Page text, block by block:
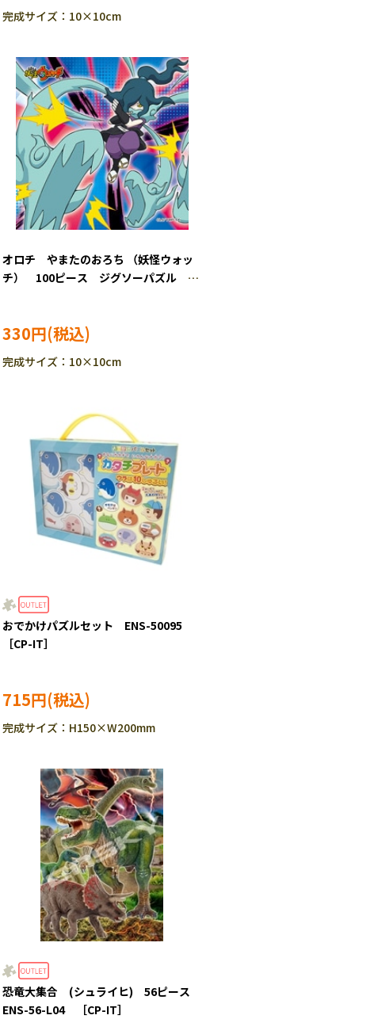
完成サイズ：10×10cm
オロチ やまたのおろち （妖怪ウォッ
チ） 100ピース ジグソーパズル
330円
完成サイズ：10×10cm
おでかけパズルセット ENS-50095
［CP-IT］
715円
完成サイズ：H150×W200mm
恐竜大集合 (シュライヒ) 56ピース
ENS-56-L04 ［CP-IT］